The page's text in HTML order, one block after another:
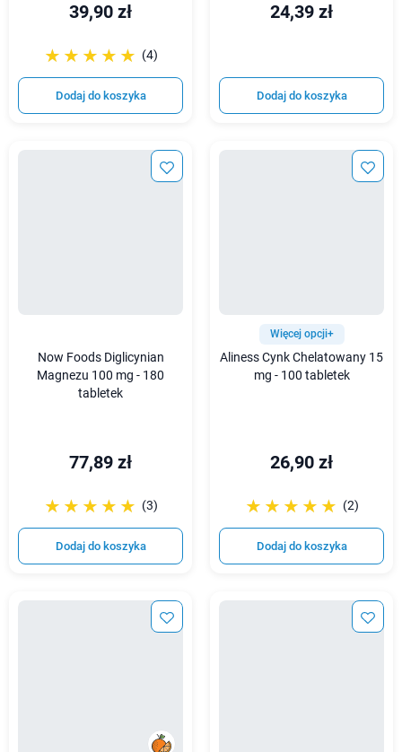
39,90 zł
☆☆☆☆☆
★★★★★ (4)
Dodaj do koszyka
24,39 zł
Dodaj do koszyka
Now Foods Diglicynian
Magnezu 100 mg - 180
tabletek
77,89 zł
☆☆☆☆☆
★★★★★ (3)
Dodaj do koszyka
Więcej opcji+
Aliness Cynk Chelatowany 15
mg - 100 tabletek
26,90 zł
☆☆☆☆☆
★★★★★ (2)
Dodaj do koszyka